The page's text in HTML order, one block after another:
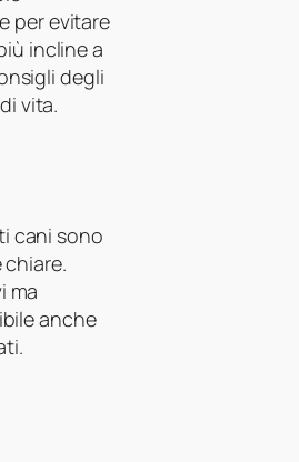
per evitare
incline a
degli
vita.
cani sono
ma
anche